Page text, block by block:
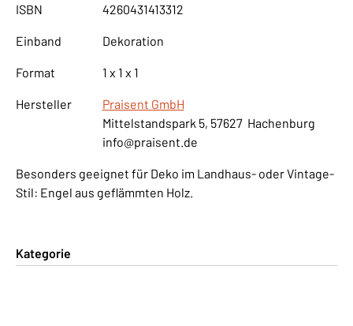
ISBN 4260431413312
Einband Dekoration
Format 1 x 1 x 1
Hersteller
Praisent GmbH
Mittelstandspark 5, 57627 Hachenburg
info@praisent.de
Besonders geeignet für Deko im Landhaus- oder Vintage-
Stil: Engel aus geflämmten Holz.
Kategorie